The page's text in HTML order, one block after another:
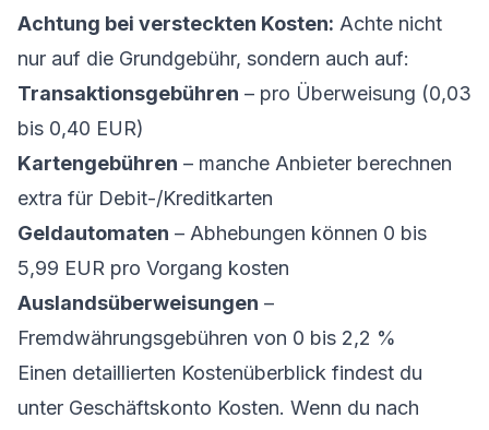
Achtung bei versteckten Kosten: Achte nicht
nur auf die Grundgebühr, sondern auch auf:
Transaktionsgebühren – pro Überweisung (0,03
bis 0,40 EUR)
Kartengebühren – manche Anbieter berechnen
extra für Debit-/Kreditkarten
Geldautomaten – Abhebungen können 0 bis
5,99 EUR pro Vorgang kosten
Auslandsüberweisungen –
Fremdwährungsgebühren von 0 bis 2,2 %
Einen detaillierten Kostenüberblick findest du
unter Geschäftskonto Kosten. Wenn du nach